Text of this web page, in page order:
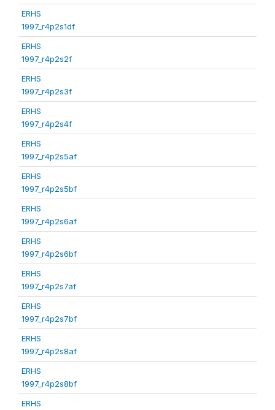
ERHS
1997_r4p2s1df
ERHS
1997_r4p2s2f
ERHS
1997_r4p2s3f
ERHS
1997_r4p2s4f
ERHS
1997_r4p2s5af
ERHS
1997_r4p2s5bf
ERHS
1997_r4p2s6af
ERHS
1997_r4p2s6bf
ERHS
1997_r4p2s7af
ERHS
1997_r4p2s7bf
ERHS
1997_r4p2s8af
ERHS
1997_r4p2s8bf
ERHS